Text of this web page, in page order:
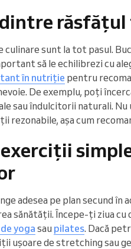
răsfățul
culinare sunt la tot pasul.
să le echilibrezi cu
în nutriție pentru
De exemplu, poți
sau îndulcitorii naturali.
rezonabile, așa cum
adesea pe plan secund
sănătății. Începe-ți ziua
yoga sau pilates. Dacă
ușoare de stretching sau